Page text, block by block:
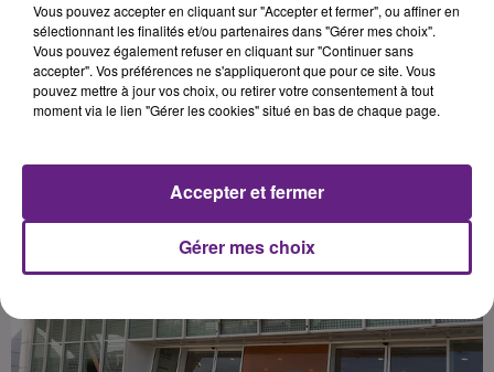
Fabre.
Publié : 22 août 2023 à 14h30 par la rédaction
Vous pouvez accepter en cliquant sur "Accepter et fermer", ou affiner en
sélectionnant les finalités et/ou partenaires dans "Gérer mes choix".
Vous pouvez également refuser en cliquant sur "Continuer sans
accepter". Vos préférences ne s'appliqueront que pour ce site. Vous
pouvez mettre à jour vos choix, ou retirer votre consentement à tout
moment via le lien "Gérer les cookies" situé en bas de chaque page.
Gérer mes choix
Accepter et fermer